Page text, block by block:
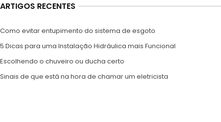
ARTIGOS RECENTES
Como evitar entupimento do sistema de esgoto
5 Dicas para uma Instalação Hidráulica mais Funcional
Escolhendo o chuveiro ou ducha certo
Sinais de que está na hora de chamar um eletricista